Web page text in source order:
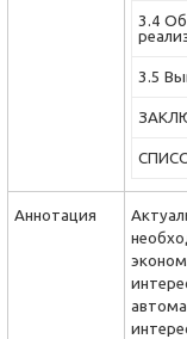
3.4
3.5
Аннотация